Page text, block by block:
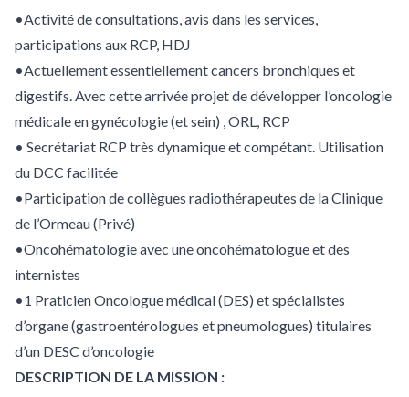
•Activité de consultations, avis dans les services,
participations aux RCP, HDJ
•Actuellement essentiellement cancers bronchiques et
digestifs. Avec cette arrivée projet de développer l’oncologie
médicale en gynécologie (et sein) , ORL, RCP
• Secrétariat RCP très dynamique et compétant. Utilisation
du DCC facilitée
•Participation de collègues radiothérapeutes de la Clinique
de l’Ormeau (Privé)
•Oncohématologie avec une oncohématologue et des
internistes
•1 Praticien Oncologue médical (DES) et spécialistes
d’organe (gastroentérologues et pneumologues) titulaires
d’un DESC d’oncologie
DESCRIPTION DE LA MISSION :